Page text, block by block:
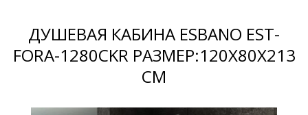
ДУШЕВАЯ КАБИНА ESBANO EST-
FORA-1280CKR РАЗМЕР:120Х80Х213
СМ